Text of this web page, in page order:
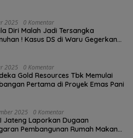
2025 0 Komentar
Diri Malah Jadi Tersangka
! Kasus DS di Waru Gegerkan
2025 0 Komentar
Gold Resources Tbk Memulai
Pertama di Proyek Emas Pani
2025 0 Komentar
Jateng Laporkan Dugaan
Pembangunan Rumah Makan